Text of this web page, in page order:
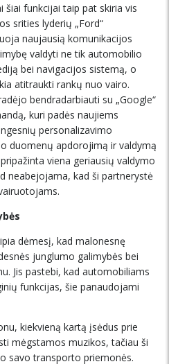
funkcijai taip pat skiria vis
srities lyderių „Ford“
naujausią komunikacijos
valdyti ne tik automobilio
bei navigacijos sistemą, o
atitraukti rankų nuo vairo.
bendradarbiauti su „Google“
kuri padės naujiems
personalizavimo
duomenų apdorojimą ir valdymą
viena geriausių valdymo
neabejojama, kad ši partnerystė
dėmesį, kad malonesnę
junglumo galimybės bei
Jis pastebi, kad automobiliams
funkcijas, šie panaudojami
kiekvieną kartą įsėdus prie
mėgstamos muzikos, tačiau ši
savo transporto priemonės.